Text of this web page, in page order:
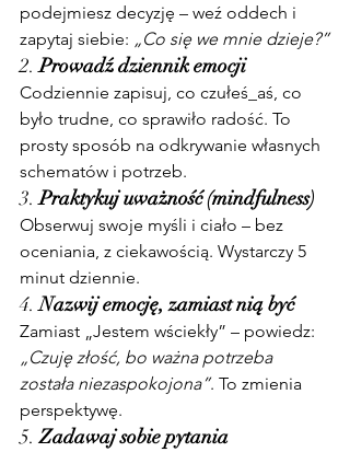
podejmiesz decyzję – weź oddech i
zapytaj siebie: „Co się we mnie dzieje?”
2. Prowadź dziennik emocji
Codziennie zapisuj, co czułeś_aś, co
było trudne, co sprawiło radość. To
prosty sposób na odkrywanie własnych
schematów i potrzeb.
3. Praktykuj uważność (mindfulness)
Obserwuj swoje myśli i ciało – bez
oceniania, z ciekawością. Wystarczy 5
minut dziennie.
4. Nazwij emocję, zamiast nią być
Zamiast „Jestem wściekły” – powiedz:
„Czuję złość, bo ważna potrzeba
została niezaspokojona”. To zmienia
perspektywę.
5. Zadawaj sobie pytania